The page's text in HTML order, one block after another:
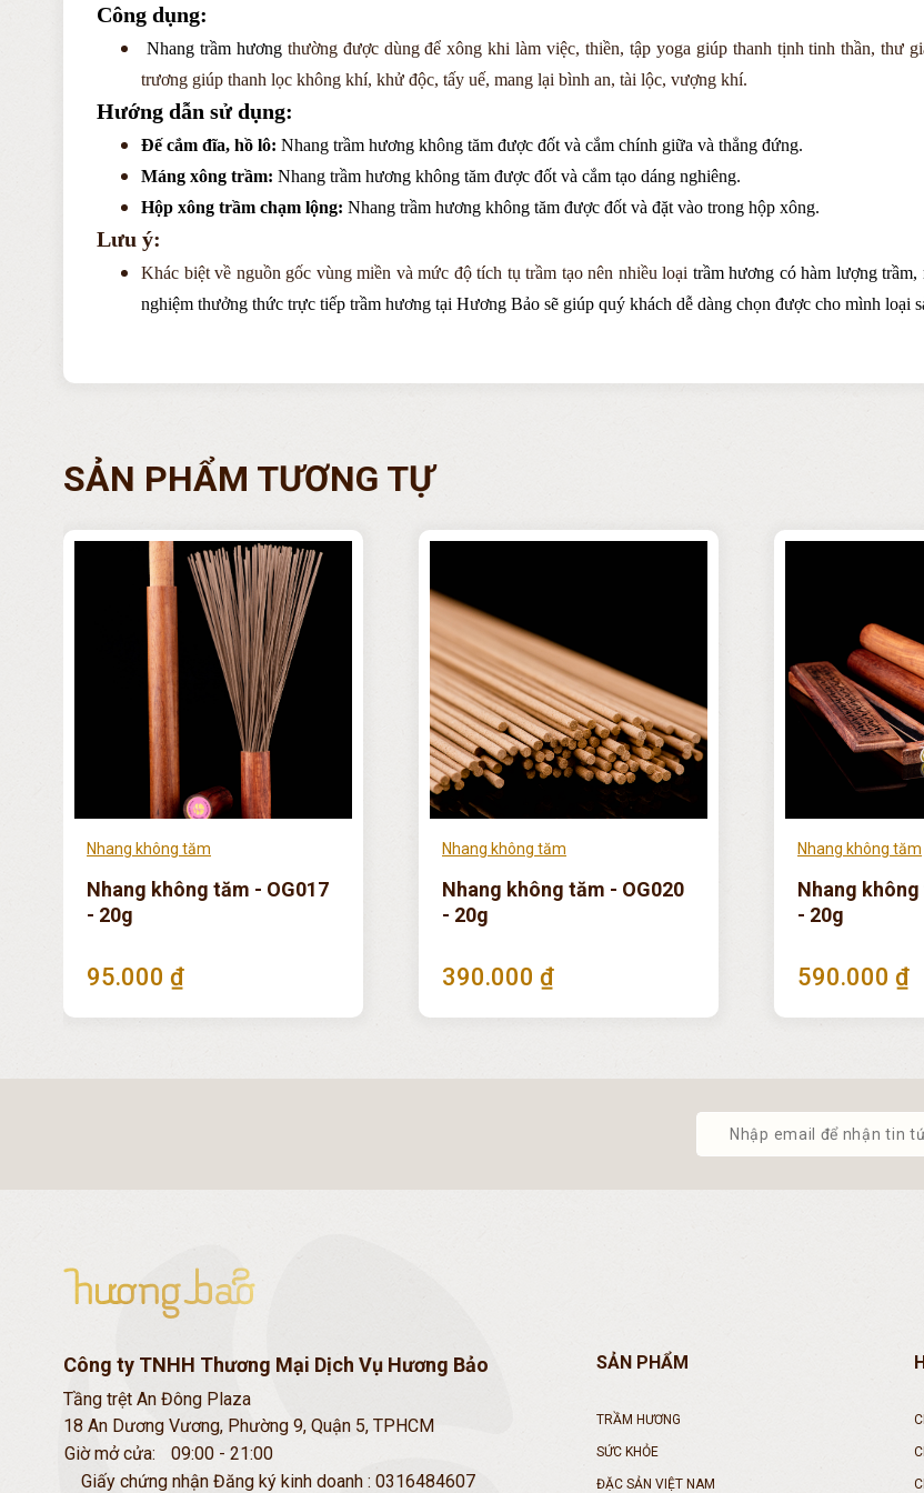
Công dụng:
Nhang trầm hươngthường được dùng để xông khi làm việc, thiền, tập yoga giúp thanh tịnh tinh thần, thư
trương giúp thanh lọc không khí, khử độc, tấy uế, mang lại bình an, tài lộc, vượng khí.
Hướng dẫn sử dụng:
Đế cắm đĩa, hồ lô: Nhang trầm hương không tăm được đốt và cắm chính giữa và thẳng đứng.
Máng xông trầm: Nhang trầm hương không tăm được đốt và cắm tạo dáng nghiêng.
Hộp xông trầm chạm lộng: Nhang trầm hương không tăm được đốt và đặt vào trong hộp xông.
Lưu ý:
Khác biệt về nguồn gốc vùng miền và mức độ tích tụ trầm tạo nên nhiều loại trầm hương có hàm lượng
nghiệm thưởng thức trực tiếp trầm hương tại Hương Bảo sẽ giúp quý khách dễ dàng chọn được cho mình loại
SẢN PHẨM TƯƠNG TỰ
Nhang không tăm
Nhang không tăm - OG017
- 20g
95.000 ₫
Nhang không tăm
Nhang không tăm - OG020
- 20g
390.000 ₫
Nhang không tăm
Nhang không
- 20g
590.000 ₫
Công ty TNHH Thương Mại Dịch Vụ Hương Bảo
Tầng trệt An Đông Plaza
18 An Dương Vương, Phường 9, Quận 5, TPHCM
Giờ mở cửa:
09:00 - 21:00
Giấy chứng nhận Đăng ký kinh doanh : 0316484607
SẢN PHẨM
TRẦM HƯƠNG
SỨC KHỎE
ĐẶC SẢN VIỆT NAM